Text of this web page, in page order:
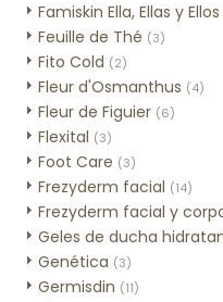
Famiskin Ella, Ellas y Ellos
Feuille de Thé (3)
Fito Cold (2)
Fleur d'Osmanthus (4)
Fleur de Figuier (6)
Flexital (3)
Foot Care (3)
Frezyderm facial (14)
Frezyderm facial y
Geles de ducha
Genética (3)
Germisdin (11)